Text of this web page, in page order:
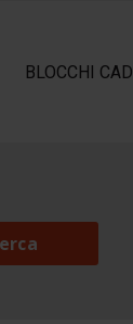
BLOCCHI CAD